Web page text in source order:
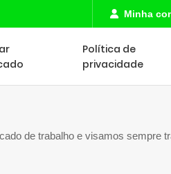
Minha
Política de
privacidade
de trabalho e visamos sempre